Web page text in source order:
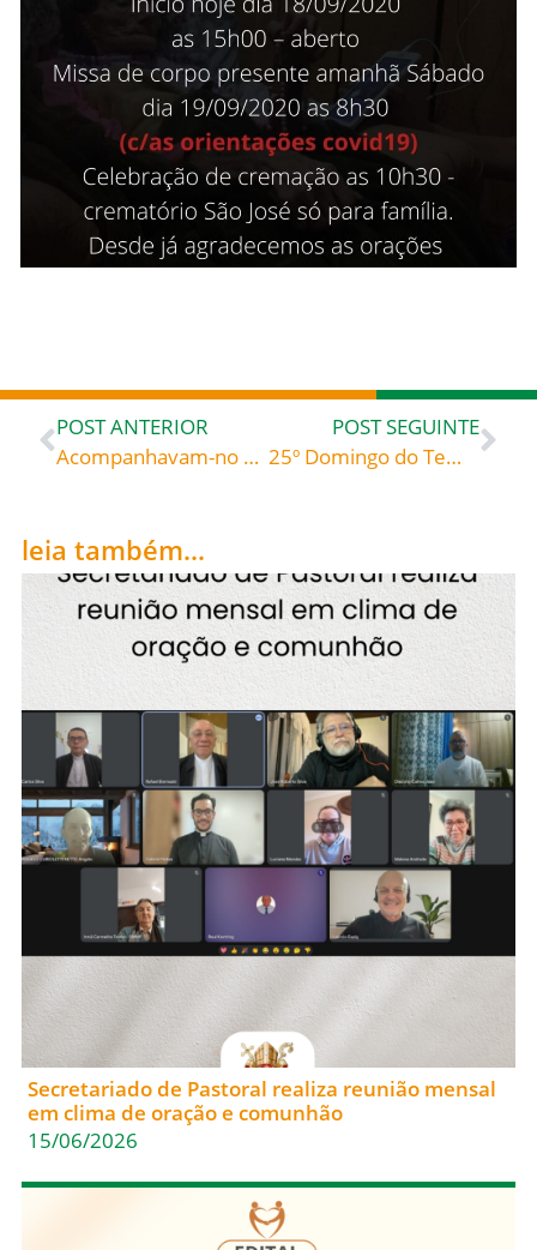
POST ANTERIOR
Acompanhavam-no os Doze e algumas mulheres – Bento XVI papa de 2005 a 2013 Audiência geral de 14/02/07 (trad. © Libreria Editrice Vaticana) (rev.)
POST SEGUINTE
25º Domingo do Tempo Comum: OS OPERÁRIOS DA ÚLTIMA HORA: “O céu não se paga, se ganha” – Reflexão bíblica do Pe. Osmar Debatin
leia também...
Secretariado de Pastoral realiza reunião mensal
em clima de oração e comunhão
15/06/2026